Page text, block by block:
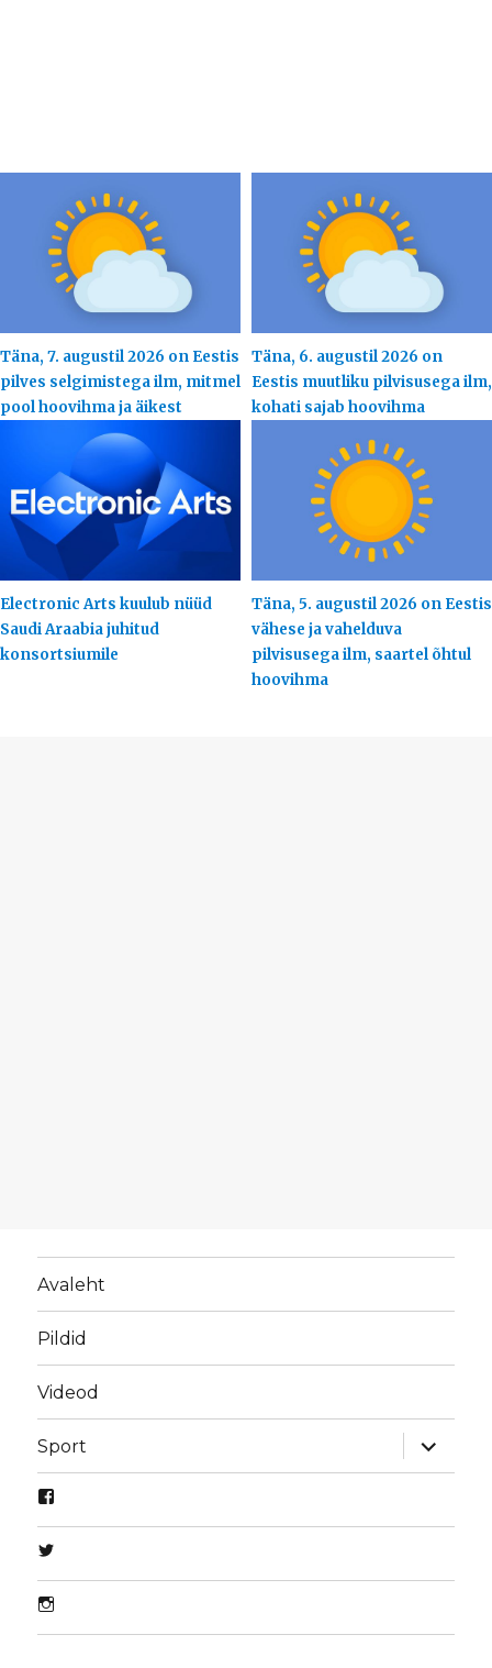
Täna, 7. augustil 2026 on Eestis
pilves selgimistega ilm, mitmel
pool hoovihma ja äikest
Täna, 6. augustil 2026 on
Eestis muutliku pilvisusega ilm,
kohati sajab hoovihma
Electronic Arts kuulub nüüd
Saudi Araabia juhitud
konsortsiumile
Täna, 5. augustil 2026 on Eestis
vähese ja vahelduva
pilvisusega ilm, saartel õhtul
hoovihma
Avaleht
Pildid
Videod
Sport
laienda